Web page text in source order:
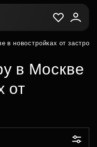
в новостройках от
в Москве
от